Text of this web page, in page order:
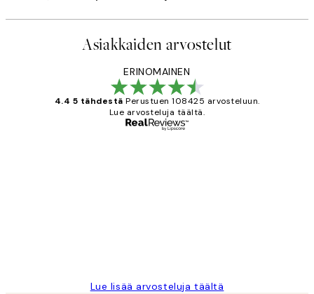
Asiakkaiden arvostelut
ERINOMAINEN
4.4 5 tähdestä Perustuen 108425 arvosteluun.
Lue arvosteluja täältä.
Lue lisää arvosteluja täältä